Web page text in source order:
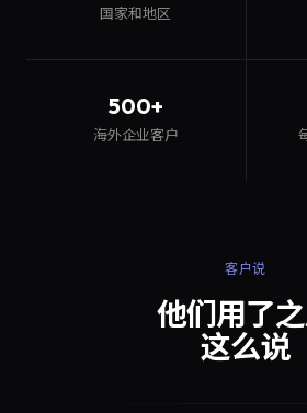
国家和地区
500+
海外企业客户
客户说
他们用了
这么说